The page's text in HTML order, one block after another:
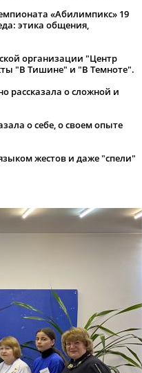
«Абилимпикс» 19
этика общения,
организации "Центр
"В Тишине" и "В Темноте".
рассказала о сложной и
о себе, о своем опыте
жестов и даже "спели"